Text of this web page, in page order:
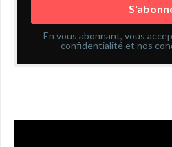
En vous abonnant, vous
confidentialité et nos